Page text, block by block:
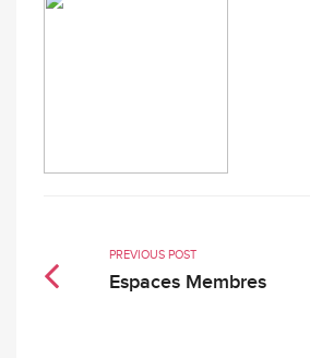
PREVIOUS POST
Espaces Membres